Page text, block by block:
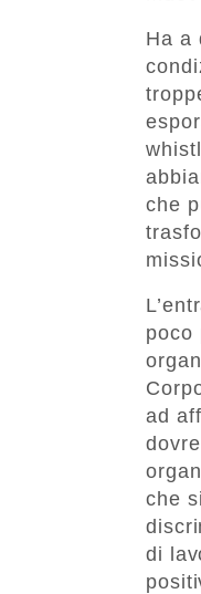
Ha a
che
poco
ad
che
di